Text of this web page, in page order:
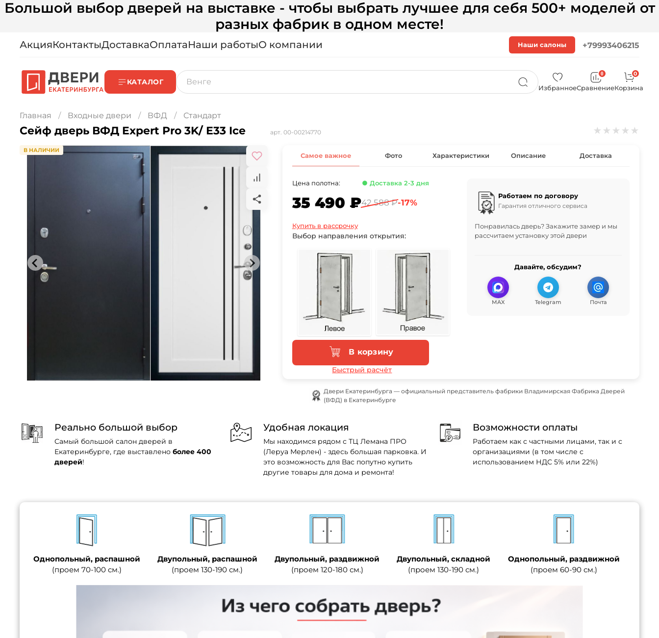
Большой выбор дверей на выставке - чтобы выбрать лучшее для себя 500+ моделей от
разных фабрик в одном месте!
АкцияКонтактыДоставкаОплатаНаши работыО компании Наши салоны +79993406215
КАТАЛОГ
Избранное
0
Сравнение
0
Корзина
Главная Входные двери ВФД Стандарт
Сейф дверь ВФД Expert Pro 3K/ Е33 Ice арт. 00-00214770 ★ ★ ★ ★ ★
В НАЛИЧИИ
Самое важное Фото Характеристики Описание Доставка
Цена полотна: ● Доставка 2-3 дня
35 490 ₽42 588 ₽-17%
Купить в рассрочку
Выбор направления открытия:
В корзину
Быстрый расчёт
Работаем по договору
Гарантия отличного сервиса
Понравилась дверь? Закажите замер и мы
рассчитаем установку этой двери
Давайте, обсудим?
MAX Telegram Почта
Двери Екатеринбурга — официальный представитель фабрики Владимирская Фабрика Дверей
(ВФД) в Екатеринбурге
Реально большой выбор
Самый большой салон дверей в
Екатеринбурге, где выставлено более 400
дверей!
Удобная локация
Мы находимся рядом с ТЦ Лемана ПРО
(Леруа Мерлен) - здесь большая парковка. И
это возможность для Вас попутно купить
другие товары для дома и ремонта!
Возможности оплаты
Работаем как с частными лицами, так и с
организациями (в том числе с
использованием НДС 5% или 22%)
Однопольный, распашной
(проем 70-100 см.)
Двупольный, распашной
(проем 130-190 см.)
Двупольный, раздвижной
(проем 120-180 см.)
Двупольный, складной
(проем 130-190 см.)
Однопольный, раздвижной
(проем 60-90 см.)